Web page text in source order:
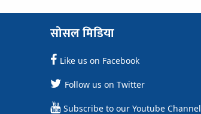
सोसल मिडिया
Like us on Facebook
Follow us on Twitter
Subscribe to our Youtube Channel